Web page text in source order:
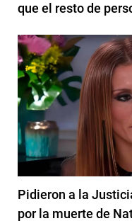
que el resto de
Pidieron a la
por la muerte de